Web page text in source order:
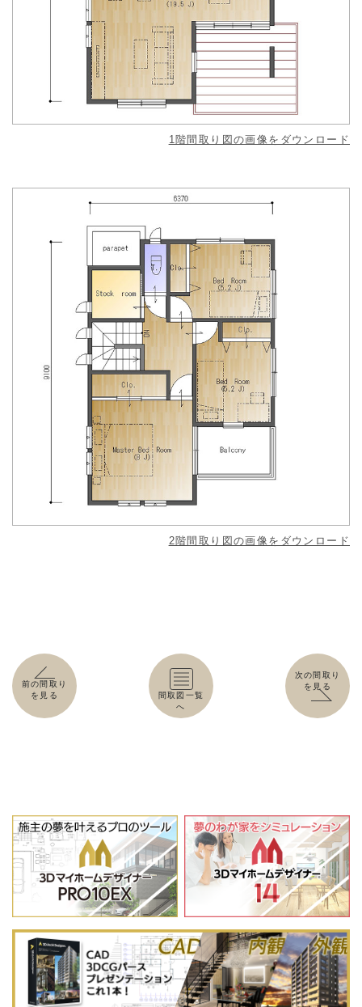
1階間取り図の画像をダウンロード
2階間取り図の画像をダウンロード
前の間取り
を見る
間取図一覧
へ
次の間取り
を見る